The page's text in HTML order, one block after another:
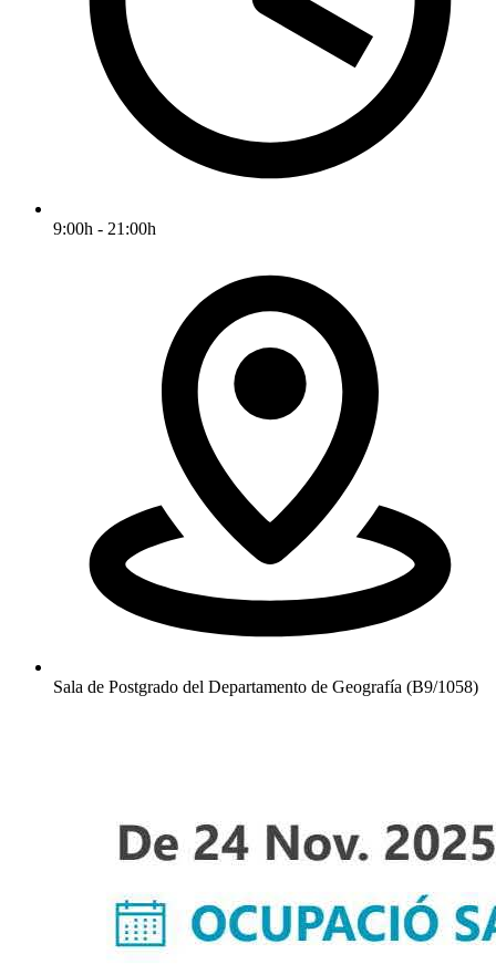
9:00h - 21:00h
Sala de Postgrado del Departamento de Geografía (B9/1058)